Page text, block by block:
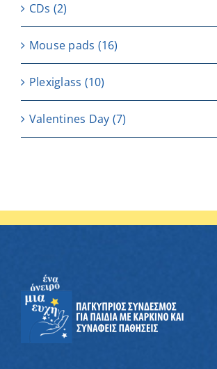
CDs (2)
Μouse pads (16)
Plexiglass (10)
Valentines Day (7)